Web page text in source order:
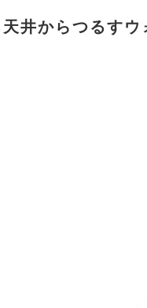
天井からつるす